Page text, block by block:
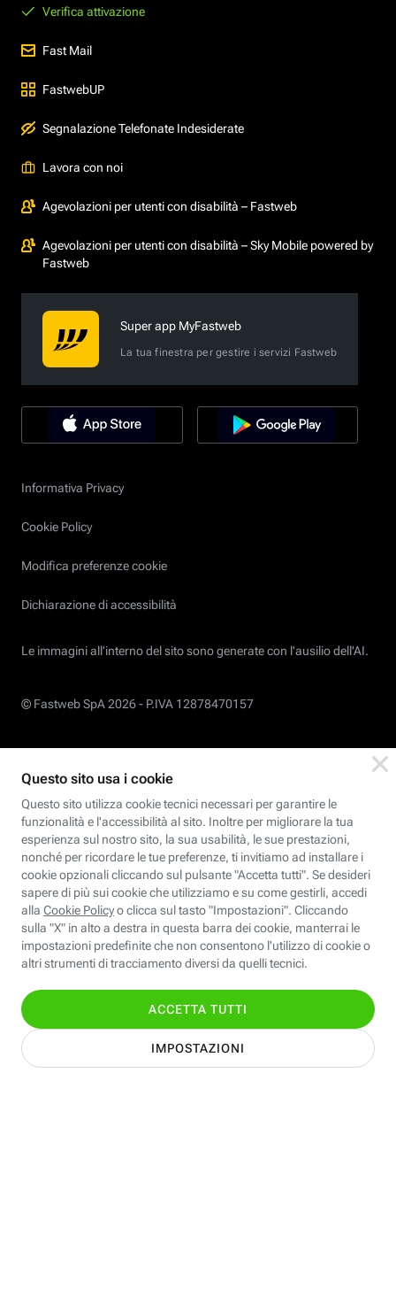
Verifica attivazione
Fast Mail
FastwebUP
Segnalazione Telefonate Indesiderate
Lavora con noi
Agevolazioni per utenti con disabilità – Fastweb
Agevolazioni per utenti con disabilità – Sky Mobile powered by
Fastweb
Super app MyFastweb
La tua finestra per gestire i servizi Fastweb
Informativa Privacy
Cookie Policy
Modifica preferenze cookie
Dichiarazione di accessibilità
Le immagini all’interno del sito sono generate con l'ausilio dell'AI.
© Fastweb SpA 2026 - P.IVA 12878470157